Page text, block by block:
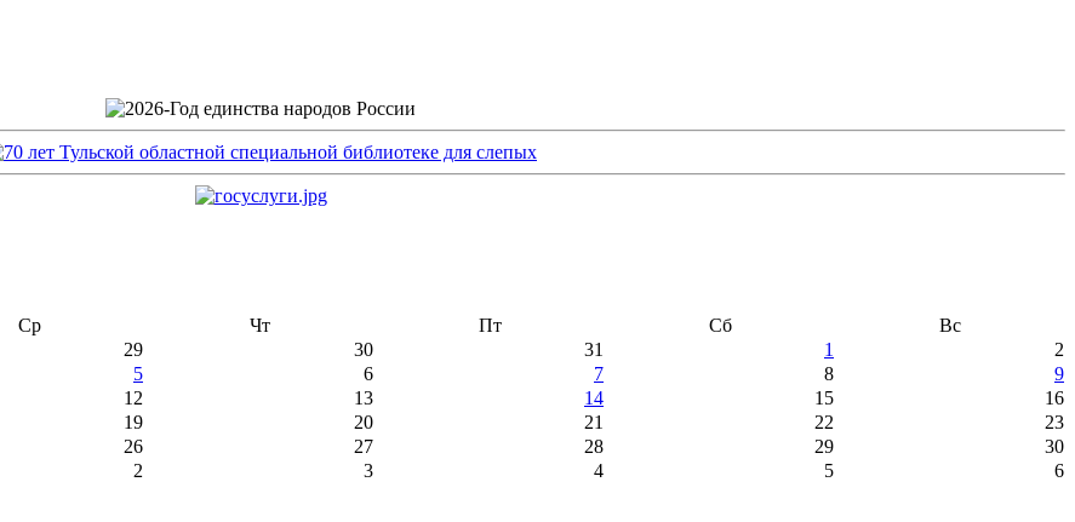
Ср Чт Пт Сб
Вс
29 30 31 1
2
5 6 7 8
9
12 13 14 15
16
19 20 21 22
23
26 27 28 29
30
2 3 4 5 6